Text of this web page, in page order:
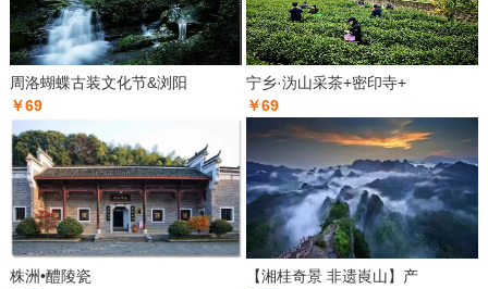
周洛蝴蝶古装文化节&浏阳
￥69
宁乡·沩山采茶+密印寺+
￥69
株洲•醴陵瓷
【湘桂奇景 非遗崀山】产